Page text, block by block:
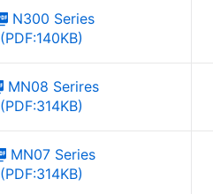
N300 Series
(PDF:140KB)
MN08 Serires
(PDF:314KB)
MN07 Series
(PDF:314KB)